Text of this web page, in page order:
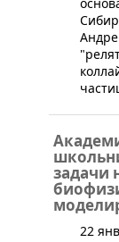
задачи
​22